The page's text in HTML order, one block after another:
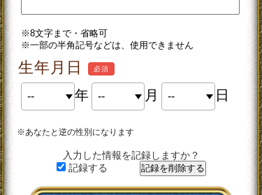
※8文字まで・省略可
※一部の半角記号などは、使用できません
生年月日 必須
年 月 日
※あなたと逆の性別になります
入力した情報を記録しますか？
記録する